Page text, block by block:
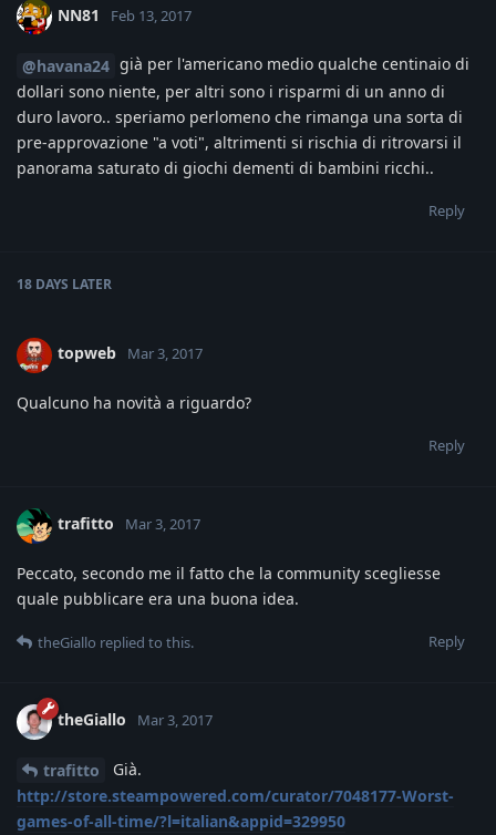
NN81 Feb 13, 2017
@havana24 già per l'americano medio qualche centinaio di
dollari sono niente, per altri sono i risparmi di un anno di
duro lavoro.. speriamo perlomeno che rimanga una sorta di
pre-approvazione "a voti", altrimenti si rischia di ritrovarsi il
panorama saturato di giochi dementi di bambini ricchi..
Reply
18 DAYS LATER
topweb Mar 3, 2017
Qualcuno ha novità a riguardo?
Reply
trafitto Mar 3, 2017
Peccato, secondo me il fatto che la community scegliesse
quale pubblicare era una buona idea.
Reply
theGiallo replied to this.
theGiallo Mar 3, 2017
trafitto
Già.
http://store.steampowered.com/curator/7048177-Worst-
games-of-all-time/?l=italian&appid=329950